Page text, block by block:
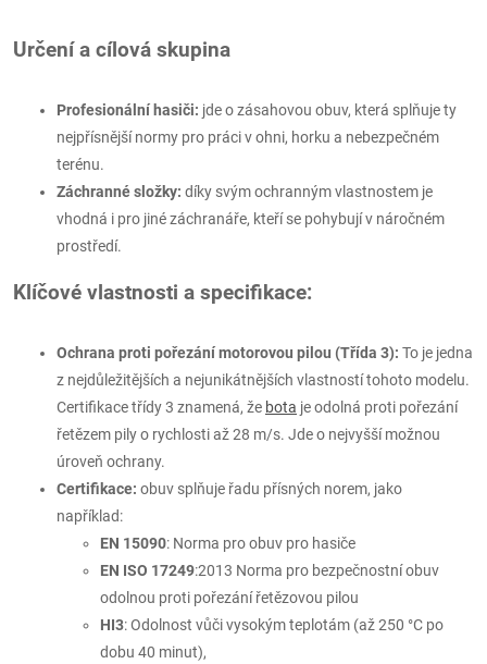
Určení a cílová skupina
Profesionální hasiči: jde o zásahovou obuv, která splňuje ty
nejpřísnější normy pro práci v ohni, horku a nebezpečném
terénu.
Záchranné složky: díky svým ochranným vlastnostem je
vhodná i pro jiné záchranáře, kteří se pohybují v náročném
prostředí.
Klíčové vlastnosti a specifikace:
Ochrana proti pořezání motorovou pilou (Třída 3): To je jedna
z nejdůležitějších a nejunikátnějších vlastností tohoto modelu.
Certifikace třídy 3 znamená, že bota je odolná proti pořezání
řetězem pily o rychlosti až 28 m/s. Jde o nejvyšší možnou
úroveň ochrany.
Certifikace: obuv splňuje řadu přísných norem, jako
například:
EN 15090: Norma pro obuv pro hasiče
EN ISO 17249:2013 Norma pro bezpečnostní obuv
odolnou proti pořezání řetězovou pilou
HI3: Odolnost vůči vysokým teplotám (až 250 °C po
dobu 40 minut),